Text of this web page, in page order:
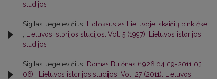
studijos
Sigitas Jegelevičius,
Holokaustas Lietuvoje: skaičių pinklėse
Lietuvos istorijos studijos: Vol. 5 (1997): Lietuvos istorijos
studijos
Sigitas Jegelevičius,
Domas Butėnas (1926 04 09-2011 03
06)
Lietuvos istorijos studijos: Vol. 27 (2011): Lietuvos